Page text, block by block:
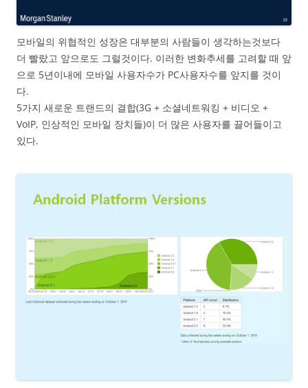
모바일의 위협적인 성장은 대부분의 사람들이 생각하는것보다
더 빨랐고 앞으로도 그럴것이다. 이러한 변화추세를 고려할 때 앞
으로 5년이내에 모바일 사용자수가 PC사용자수를 앞지를 것이
다.
5가지 새로운 트랜드의 결합(3G + 소셜네트워킹 + 비디오 +
VoIP, 인상적인 모바일 장치들)이 더 많은 사용자를 끌어들이고
있다.